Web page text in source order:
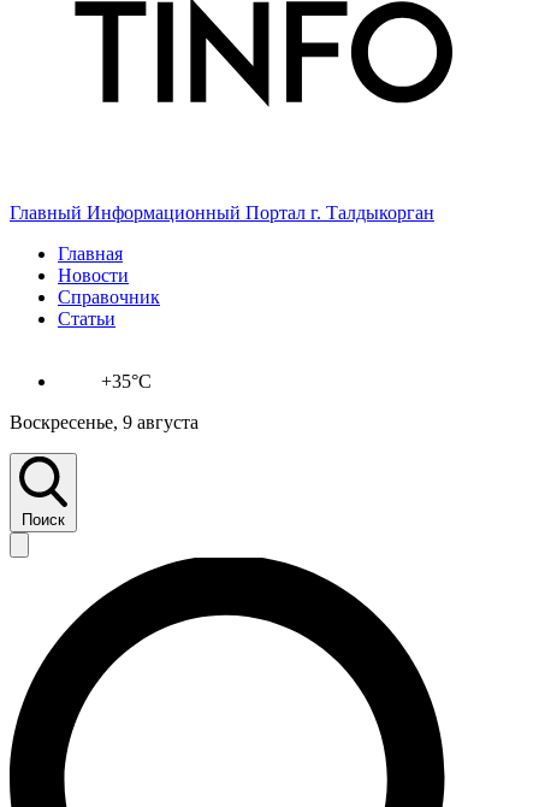
Главный Информационный Портал г. Талдыкорган
Главная
Новости
Справочник
Статьи
+35°C
Воскресенье, 9 августа
Поиск